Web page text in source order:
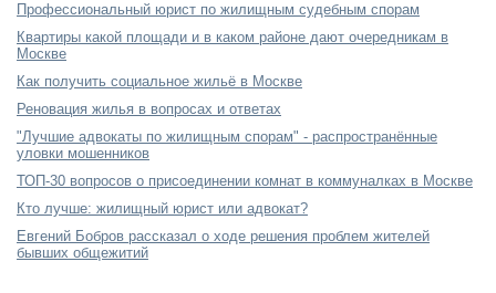
Профессиональный юрист по жилищным судебным спорам
Квартиры какой площади и в каком районе дают очередникам в
Москве
Как получить социальное жильё в Москве
Реновация жилья в вопросах и ответах
"Лучшие адвокаты по жилищным спорам" - распространённые
уловки мошенников
ТОП-30 вопросов о присоединении комнат в коммуналках в Москве
Кто лучше: жилищный юрист или адвокат?
Евгений Бобров рассказал о ходе решения проблем жителей
бывших общежитий